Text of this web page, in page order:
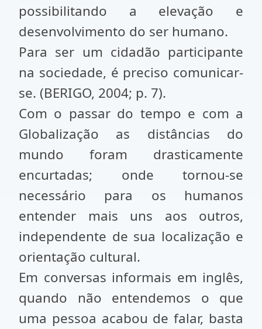
possibilitando a elevação e
desenvolvimento do ser humano.
Para ser um cidadão participante
na sociedade, é preciso comunicar-
se. (BERIGO, 2004; p. 7).
Com o passar do tempo e com a
Globalização as distâncias do
mundo foram drasticamente
encurtadas; onde tornou-se
necessário para os humanos
entender mais uns aos outros,
independente de sua localização e
orientação cultural.
Em conversas informais em inglês,
quando não entendemos o que
uma pessoa acabou de falar, basta